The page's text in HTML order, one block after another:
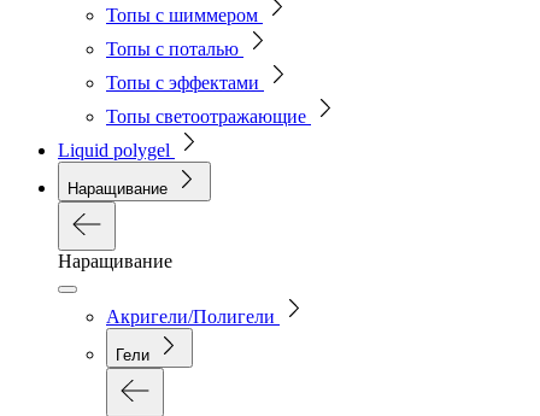
Топы с шиммером
Топы с поталью
Топы с эффектами
Топы светоотражающие
Liquid polygel
Наращивание
Наращивание
Акригели/Полигели
Гели